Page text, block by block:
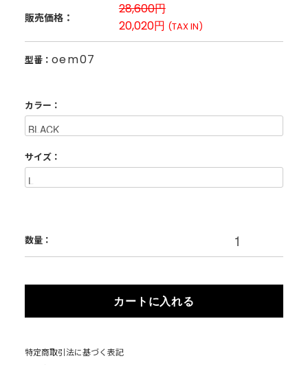
販売価格：
28,600円
20,020円 (TAX IN)
型番： oem07
カラー：
サイズ：
数量：
カートに入れる
特定商取引法に基づく表記